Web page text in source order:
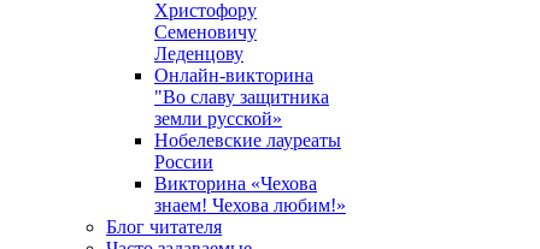
Христофору
Семеновичу
Леденцову
Онлайн-викторина
"Во славу защитника
земли русской»
Нобелевские лауреаты
России
Викторина «Чехова
знаем! Чехова любим!»
Блог читателя